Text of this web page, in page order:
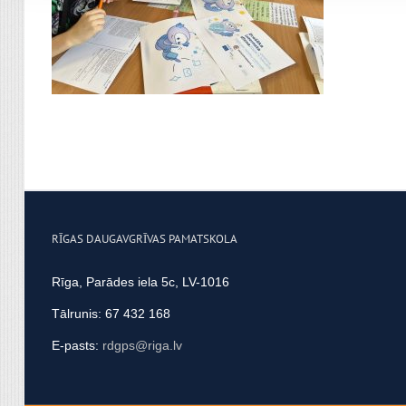
apvienot ar citu
RĪGAS DAUGAVGRĪVAS PAMATSKOLA
Rīga, Parādes iela 5c, LV-1016
Tālrunis: 67 432 168
E-pasts: rdgps@riga.lv